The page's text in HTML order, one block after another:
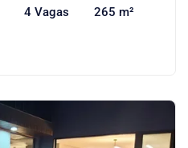
4 Vagas 265 m²